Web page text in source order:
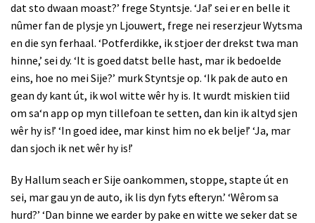
dat sto dwaan moast?’ frege Styntsje. ‘Ja!’ sei er en belle it
nûmer fan de plysje yn Ljouwert, frege nei reserzjeur Wytsma
en die syn ferhaal. ‘Potferdikke, ik stjoer der drekst twa man
hinne,’ sei dy. ‘It is goed datst belle hast, mar ik bedoelde
eins, hoe no mei Sije?’ murk Styntsje op. ‘Ik pak de auto en
gean dy kant út, ik wol witte wêr hy is. It wurdt miskien tiid
om sa‘n app op myn tillefoan te setten, dan kin ik altyd sjen
wêr hy is!’ ‘In goed idee, mar kinst him no ek belje!’ ‘Ja, mar
dan sjoch ik net wêr hy is!’
By Hallum seach er Sije oankommen, stoppe, stapte út en
sei, mar gau yn de auto, ik lis dyn fyts efteryn.’ ‘Wêrom sa
hurd?’ ‘Dan binne we earder by pake en witte we seker dat se